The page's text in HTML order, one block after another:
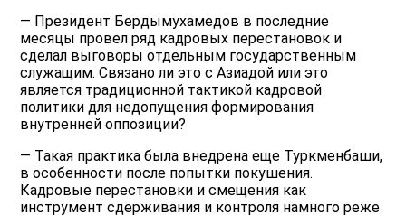
— Президент Бердымухамедов в последние
месяцы провел ряд кадровых перестановок и
сделал выговоры отдельным государственным
служащим. Связано ли это с Азиадой или это
является традиционной тактикой кадровой
политики для недопущения формирования
внутренней оппозиции?
— Такая практика была внедрена еще Туркменбаши,
в особенности после попытки покушения.
Кадровые перестановки и смещения как
инструмент сдерживания и контроля намного реже